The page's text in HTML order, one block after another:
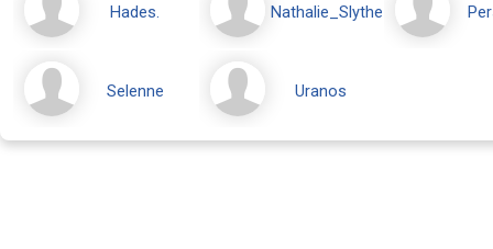
Hades. Nathalie_Slytherin
Selenne Uranos